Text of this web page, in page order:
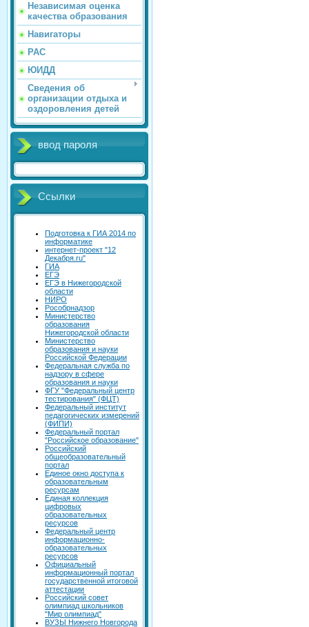
Независимая оценка
качества образования
Навигаторы
РАС
ЮИДД
Сведения об
организации отдыха и
оздоровления детей
ввод пароля
Ссылки
Подготовка к ГИА 2014 по
информатике
интернет-проект "12
Декабря.ru"
ГИА
ЕГЭ
ЕГЭ в Нижегородской
области
НИРО
Рособрнадзор
Министерство
образования
Нижегородской области
Министерство
образования и науки
Российской Федерации
Федеральная служба по
надзору в сфере
образования и науки
ФГУ "Федеральный центр
тестирования" (ФЦТ)
Федеральный институт
педагогических измерений
(ФИПИ)
Федеральный портал
"Российское образование"
Российский
общеобразовательный
портал
Единое окно доступа к
образовательным
ресурсам
Единая коллекция
цифровых
образовательных
ресурсов
Федеральный центр
информационно-
образовательных
ресурсов
Официальный
информационный портал
государственной итоговой
аттестации
Российский совет
олимпиад школьников
"Мир олимпиад"
ВУЗЫ Нижнего Новгорода